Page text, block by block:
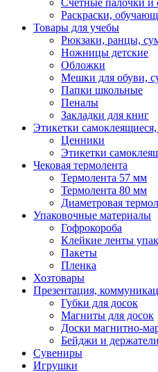
Счетные палочки и
Раскраски,
Товары для учебы
Рюкзаки, ранцы,
Ножницы детские
Обложки
Мешки для обуви,
Папки школьные
Пеналы
Закладки для книг
Этикетки
Ценники
Этикетки
Чековая термолента
Термолента 57 мм
Термолента 80 мм
Диаметровая
Упаковочные материалы
Гофрокороба
Клейкие ленты
Пакеты
Пленка
Хозтовары
Презентация,
Губки для досок
Магниты для досок
Доски магнитно-
Бейджи и держатели
Сувениры
Игрушки